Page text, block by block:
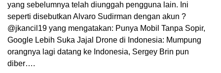
yang sebelumnya telah diunggah pengguna lain. Ini
seperti disebutkan Alvaro Sudirman dengan akun ?
@jkancil19 yang mengatakan: Punya Mobil Tanpa Sopir,
Google Lebih Suka Jajal Drone di Indonesia: Mumpung
orangnya lagi datang ke Indonesia, Sergey Brin pun
diber….